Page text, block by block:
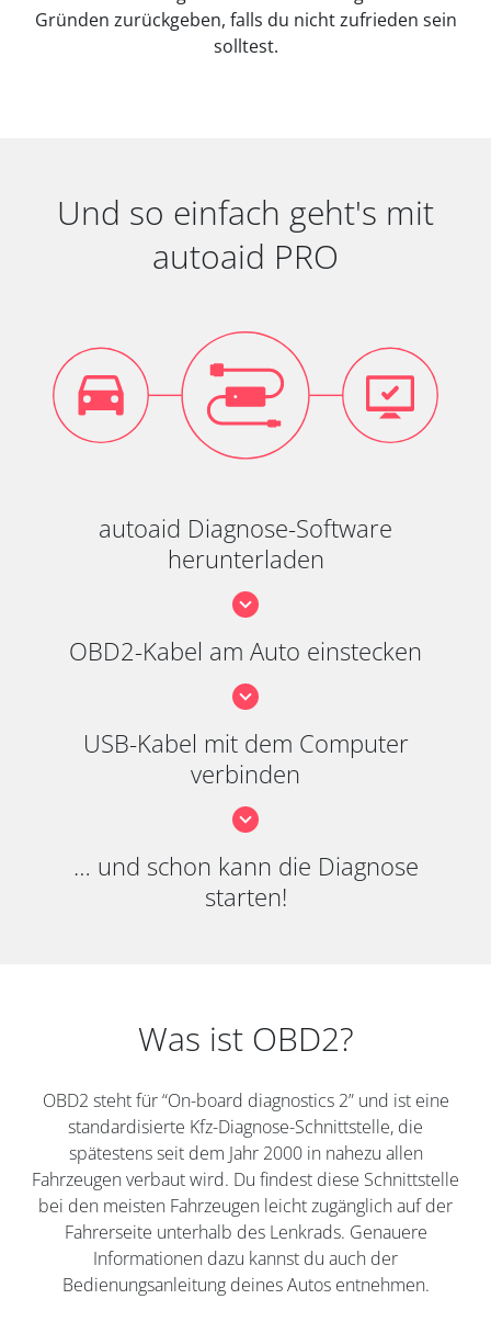
Gründen zurückgeben, falls du nicht zufrieden sein
solltest.
Und so einfach geht's mit
autoaid PRO
autoaid Diagnose-Software
herunterladen
OBD2-Kabel am Auto einstecken
USB-Kabel mit dem Computer
verbinden
… und schon kann die Diagnose
starten!
Was ist OBD2?
OBD2 steht für “On-board diagnostics 2” und ist eine
standardisierte Kfz-Diagnose-Schnittstelle, die
spätestens seit dem Jahr 2000 in nahezu allen
Fahrzeugen verbaut wird. Du findest diese Schnittstelle
bei den meisten Fahrzeugen leicht zugänglich auf der
Fahrerseite unterhalb des Lenkrads. Genauere
Informationen dazu kannst du auch der
Bedienungsanleitung deines Autos entnehmen.